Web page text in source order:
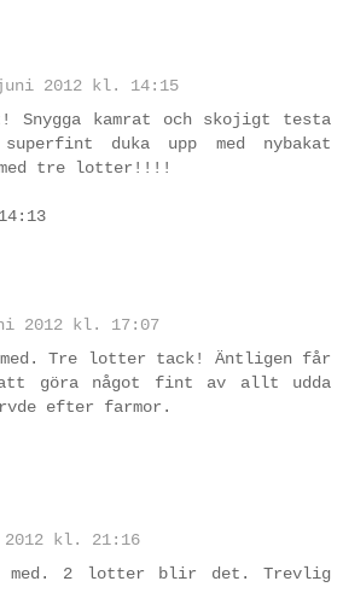
2012 kl. 14:15
Snygga kamrat och skojigt testa
duka upp med nybakat
tre lotter!!!!
2012 kl. 17:07
Tre lotter tack! Äntligen får
att göra något fint av allt udda
efter farmor.
kl. 21:16
med. 2 lotter blir det. Trevlig